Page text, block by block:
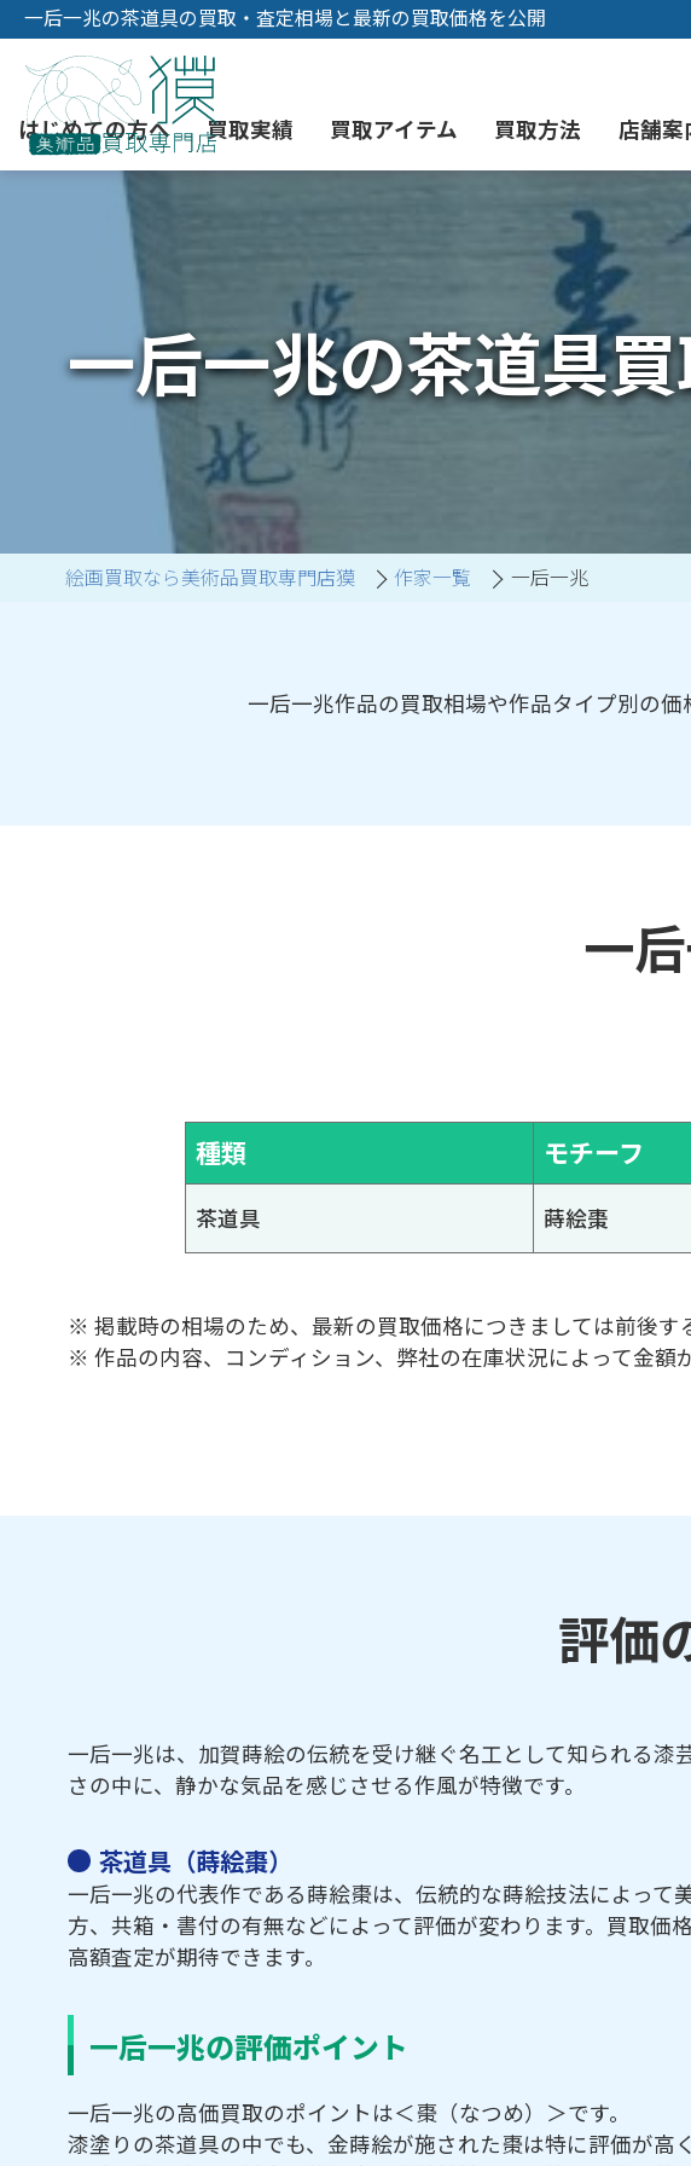
一后一兆の茶道具の買取・査定相場と最新の買取価格を公開
はじめての方へ
初めての美術品売却 よくある
YOUTUBE
買取実績 買取アイテム
絵画買取 現代アー
骨董品買取 茶道具買
西洋アンティーク買取 彫刻・ブ
中国骨董品買取
買取方法
3つの買取方法 出張買取
宅配・郵送買取 業者間オ
時価評価サービス
店舗案
東京店 大阪店
会社概要 当社の特徴
消費者志向自主宣言
一后一兆の茶道具
絵画買取なら美術品買取専門店獏 作家一覧 一后一兆
一后一兆作品の買取相場や作品タイプ別の
一
種類 モチーフ
茶道具 蒔絵棗
※ 掲載時の相場のため、最新の買取価格につきましては前後す
※ 作品の内容、コンディション、弊社の在庫状況によって金額
評価
一后一兆は、加賀蒔絵の伝統を受け継ぐ名工として知られる
さの中に、静かな気品を感じさせる作風が特徴です。
茶道具（蒔絵棗）
一后一兆の代表作である蒔絵棗は、伝統的な蒔絵技法によっ
方、共箱・書付の有無などによって評価が変わります。買取
高額査定が期待できます。
一后一兆の評価ポイント
一后一兆の高価買取のポイントは＜棗（なつめ）＞です。
漆塗りの茶道具の中でも、金蒔絵が施された棗は特に評価が高